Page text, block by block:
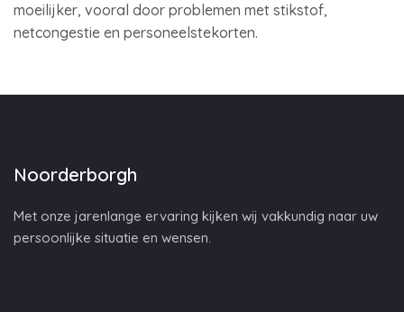
moeilijker, vooral door problemen met stikstof,
netcongestie en personeelstekorten.
Noorderborgh
Met onze jarenlange ervaring kijken wij vakkundig naar uw
persoonlijke situatie en wensen.